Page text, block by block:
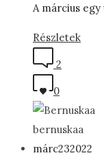
A március
Részletek
2
0
bernuskaa
márc232022